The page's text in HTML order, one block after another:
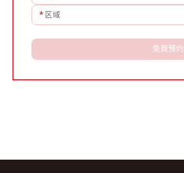
* 区域
免费预